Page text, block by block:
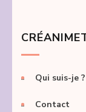
Qui suis-je ?
Contact